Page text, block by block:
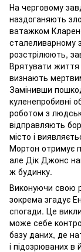
На черговому
наздоганяють
ватажком
сталеливарному
розстрілюють,
Врятувати життя
визнають
Замінивши
куленепробивні
роботом з
відправляють
місто і
Мортон отримує
але Дік Джонс
ж будинку.
Виконуючи свою
зокрема згадує
спогади. Це
може себе
базу даних, де
і підозрюваних в